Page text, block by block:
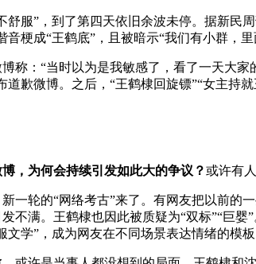
”，到了第四天依旧余波未停。据新民
梗成“王鹤底”，且被暗示“我们有小群，里
：“当时以为是我敏感了，看了一天大家
歉微博。之后，“王鹤棣回旋镖”“女主持
，为何会持续引发如此大的争议？或许有
轮的“网络考古”来了。有网友把以前的
不满。王鹤棣也因此被质疑为“双标”“巨
学”，成为网友在不同场景表达情绪的模板